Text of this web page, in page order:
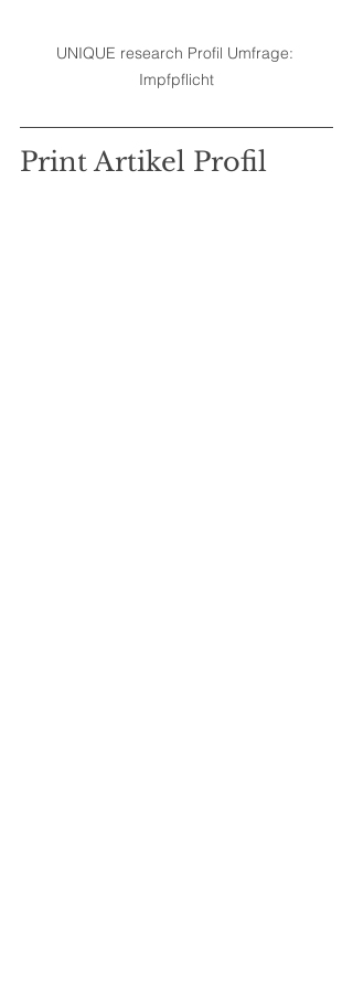
UNIQUE research Profil Umfrage:
Impfpflicht
Print Artikel Profil